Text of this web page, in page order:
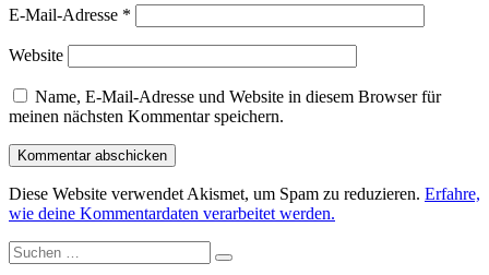
E-Mail-Adresse *
Website
Name, E-Mail-Adresse und Website in diesem Browser für
meinen nächsten Kommentar speichern.
Diese Website verwendet Akismet, um Spam zu reduzieren. Erfahre,
wie deine Kommentardaten verarbeitet werden.
Suche
Suchen